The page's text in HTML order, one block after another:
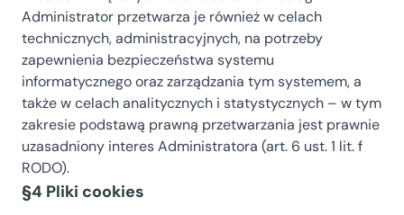
Administrator przetwarza je również w celach
technicznych, administracyjnych, na potrzeby
zapewnienia bezpieczeństwa systemu
informatycznego oraz zarządzania tym systemem, a
także w celach analitycznych i statystycznych – w tym
zakresie podstawą prawną przetwarzania jest prawnie
uzasadniony interes Administratora (art. 6 ust. 1 lit. f
RODO).
§4 Pliki cookies